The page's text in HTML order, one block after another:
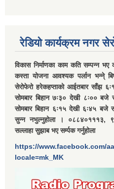
रेडियो कार्यक्रम नगर
विकास निर्माणका काम कति सम्पन्न
कस्ता योजना आवश्यक पर्लान भन्ने्
सेरोफेरो हरेकहप्ताको आईतबार साँझ
सोमबार बिहान ७ः३० देखी ८ः००
सोमबार बिहान ६ः१५ देखी ६ः४५ बजे
सुन्न नभुल्नुहोला । ०८८४०१११३,
सल्लाहा सुझाब भए सर्म्पक गर्नुहोला
https://www.facebook.com/
locale=mk_MK